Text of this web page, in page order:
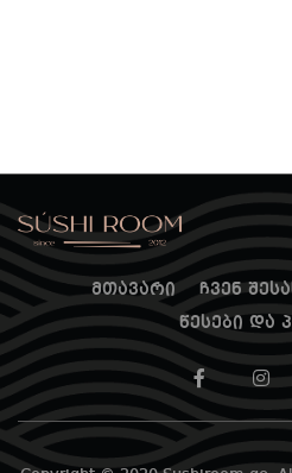
მთავარი ჩვენ
წესები და